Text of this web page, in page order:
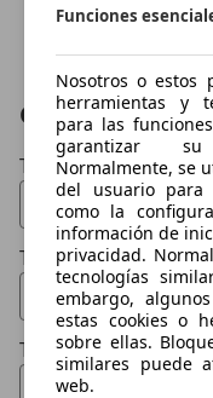
Contactar
Tu nombre
Tu email
Tu teléfono
Funciones
Nosotros o estos
herramientas y
para las
garantizar su
Normalmente, se
del usuario para
como la
información de
privacidad.
tecnologías
embargo,
estas cookies o
sobre ellas.
similares puede
web.